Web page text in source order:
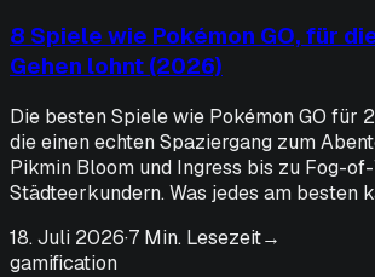
8 Spiele wie Pokémon GO, für
Gehen lohnt (2026)
Die besten Spiele wie Pokémon GO für
die einen echten Spaziergang zum
Pikmin Bloom und Ingress bis zu Fog-
Städteerkundern. Was jedes am besten
18. Juli 2026·7 Min. Lesezeit→
gamification